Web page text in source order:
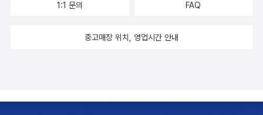
서 악단을 만들어 음악에 재능 있는 이들을 고용했다. 바흐, 베토벤,
든 도시에 교회가 있는 만큼 교회 음악이 발전했다. 그래서 독일에 설
1:1 문의 FAQ
중고매장 위치, 영업시간 안내